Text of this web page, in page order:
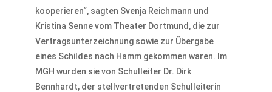
kooperieren“, sagten Svenja Reichmann und
Kristina Senne vom Theater Dortmund, die zur
Vertragsunterzeichnung sowie zur Übergabe
eines Schildes nach Hamm gekommen waren. Im
MGH wurden sie von Schulleiter Dr. Dirk
Bennhardt, der stellvertretenden Schulleiterin